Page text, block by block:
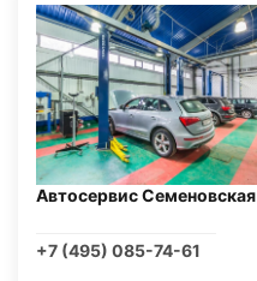
Автосервис Семеновская
+7 (495) 085-74-61